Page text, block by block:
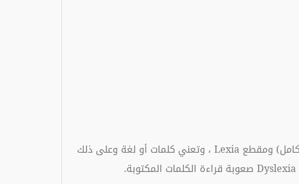
كلمة Dyslexia مأخوذ من اللغة اليونانية القديمة وهي تتكون من مقطعين Dys، تعني كلمة نقص (غير متكامل) ومقطع Lexia ، وتعني كلمات أو لغة وعلى ذلك